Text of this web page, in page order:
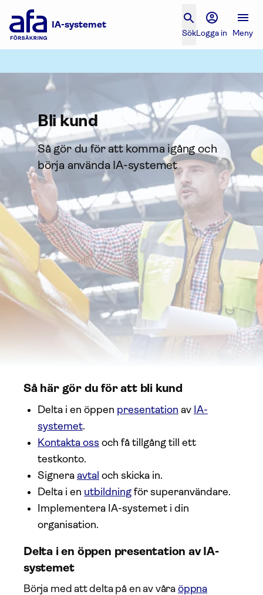
IA-systemet
SökLogga in Meny
Bli kund
Så gör du för att komma igång och
börja använda IA-systemet
Så här gör du för att bli kund
Delta i en öppen presentation av IA-
systemet.
Kontakta oss och få tillgång till ett
testkonto.
Signera avtal och skicka in.
Delta i en utbildning för superanvändare.
Implementera IA-systemet i din
organisation.
Delta i en öppen presentation av IA-
systemet
Börja med att delta på en av våra öppna